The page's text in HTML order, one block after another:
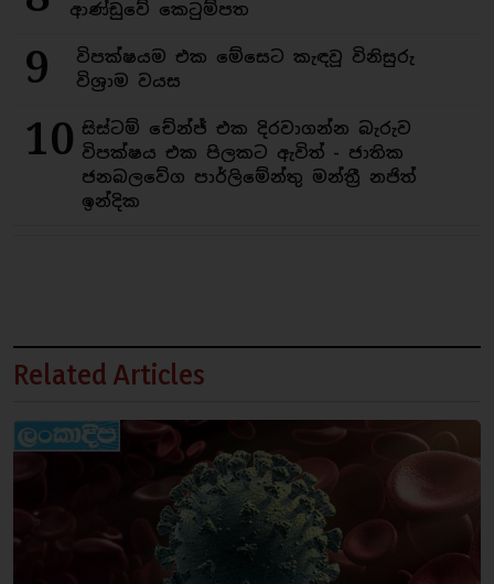
ආණ්ඩුවේ කෙටුම්පත
9
විපක්ෂයම එක මේසෙට කැඳවූ විනිසුරු
විශ්‍රාම වයස
10 සිස්ටම් චේන්ජ් එක දිරවාගන්න බැරුව
විපක්ෂය එක පිලකට ඇවිත් - ජාතික
ජනබලවේග පාර්ලිමේන්තු මන්ත්‍රී නජිත්
ඉන්දික
Related Articles